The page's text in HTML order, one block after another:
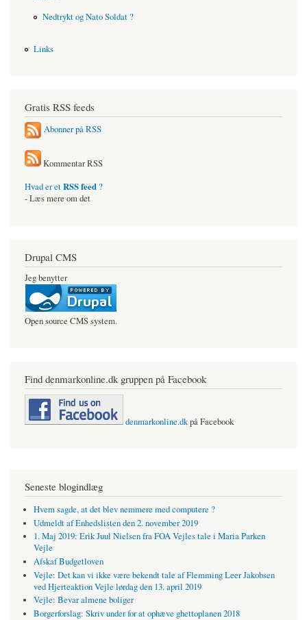
Nedtrykt og Nato Soldat ?
Links
Gratis RSS feeds
Abonner på RSS
Kommentar RSS
Hvad er etRSS feed ?
- Læs mere om det
Drupal CMS
Jeg benytter
Open source CMS system.
Find denmarkonline.dk gruppen på Facebook
denmarkonline.dkpå Facebook
Seneste blogindlæg
Hvem sagde, at det blev nemmere med computere ?
Udmeldt af Enhedslisten den 2. november 2019
1. Maj 2019: Erik Juul Nielsen fra FOA Vejles tale i Maria Parken
Vejle
Afskaf Budgetloven
Vejle: Det kan vi ikke være bekendt tale af Flemming Leer Jakobsen
ved Hjerteaktion Vejle lørdag den 13. april 2019
Vejle: Bevar almene boliger
Borgerforslag: Skriv under for at ophæve ghettoplanen 2018